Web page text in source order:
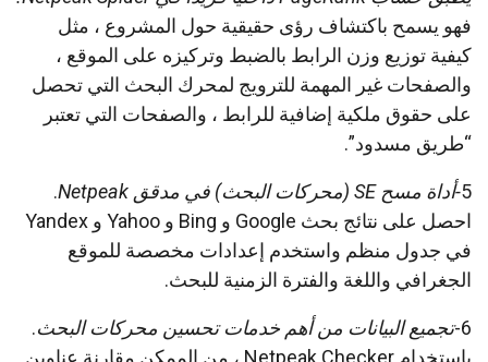
فهو يسمح باكتشاف رؤى حقيقية حول المشروع ، مثل
كيفية توزيع وزن الرابط بالضبط وتركيزه على الموقع ،
والصفحات غير المهمة للترويج لمحرك البحث التي تحصل
على حقوق ملكية إضافية للرابط ، والصفحات التي تعتبر
“طريق مسدود”.
5-أداة مسح SE (محركات البحث) في مدقق Netpeak
.
احصل على نتائج بحث Google و Bing و Yahoo و Yandex
في جدول منظم واستخدم إعدادات مخصصة للموقع
الجغرافي واللغة والفترة الزمنية للبحث.
6- تجميع البيانات من أهم خدمات تحسين محركات البحث.
باستخدام Netpeak Checker ، من الممكن مقارنة عناوين